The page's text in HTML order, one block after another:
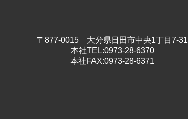
〒877-0015 大分県日田市中央1丁目7-31
本社TEL:0973-28-6370
本社FAX:0973-28-6371